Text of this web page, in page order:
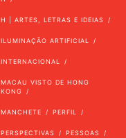
H | ARTES, LETRAS E IDEIAS
ILUMINAÇÃO ARTIFICIAL
INTERNACIONAL
MACAU VISTO DE HONG
KONG
MANCHETE PERFIL
PERSPECTIVAS PESSOAS